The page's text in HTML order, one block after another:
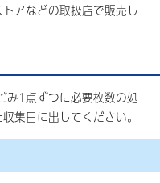
アなどの取扱店で販売し
1点ずつに必要枚数の処
集日に出してください。